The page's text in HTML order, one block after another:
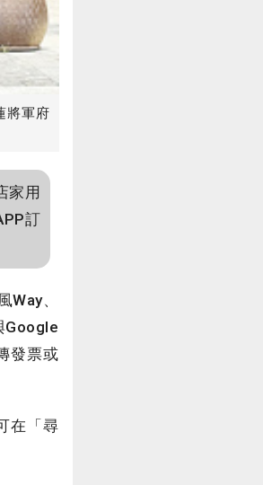
將軍府
家用
訂
、
Google
發票或
在「尋